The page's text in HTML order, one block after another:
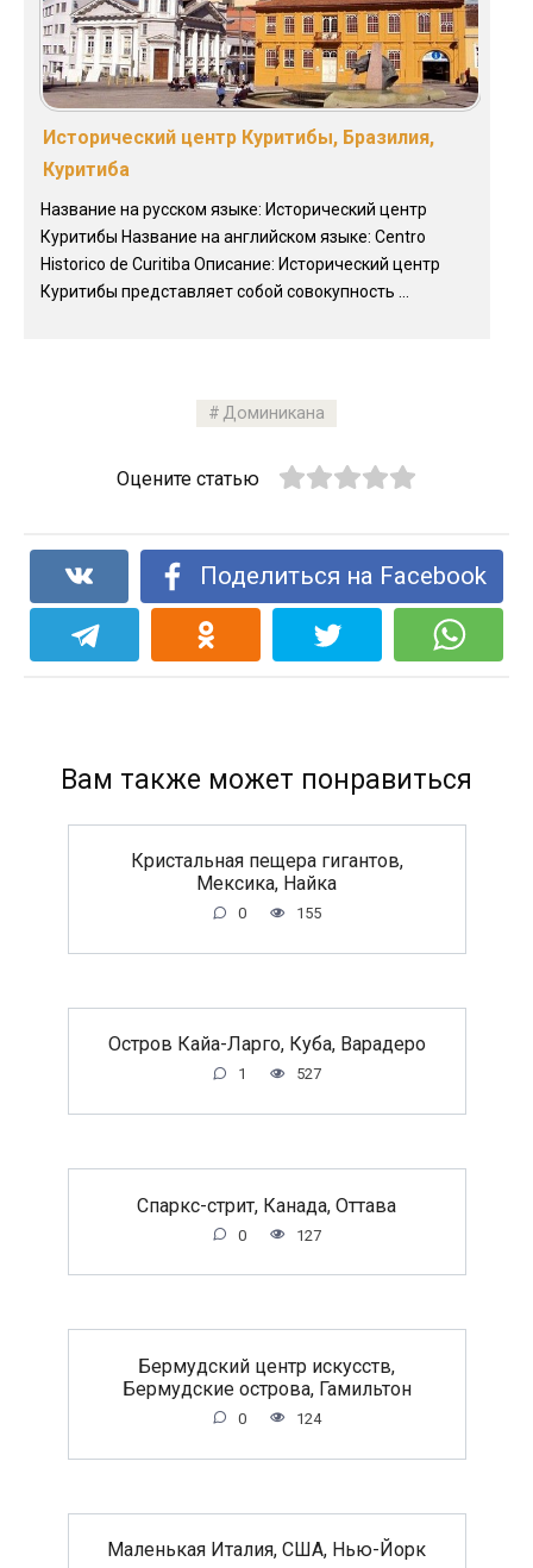
Исторический центр Куритибы, Бразилия,
Куритиба
Название на русском языке: Исторический центр
Куритибы Название на английском языке: Centro
Histоrico de Curitiba Описание: Исторический центр
Куритибы представляет собой совокупность ...
Доминикана
Оцените статью
Поделиться на Facebook
Вам также может понравиться
Кристальная пещера гигантов,
Мексика, Найка
0 155
Остров Кайа-Ларго, Куба, Варадеро
1 527
Спаркс-стрит, Канада, Оттава
0 127
Бермудский центр искусств,
Бермудские острова, Гамильтон
0 124
Маленькая Италия, США, Нью-Йорк